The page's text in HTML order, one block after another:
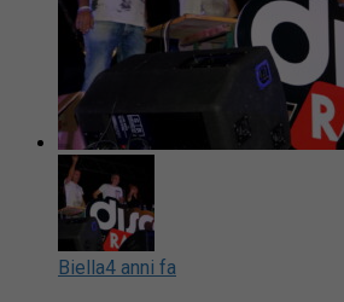
Biella4 anni fa